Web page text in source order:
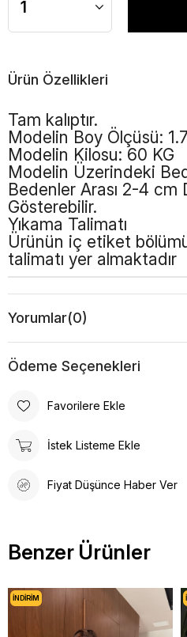
Ürün Özellikleri
Tam kalıptır.
Modelin Boy Ölçüsü:
Modelin Kilosu: 60 KG
Modelin Üzerindeki
Bedenler Arası 2-4 cm
Gösterebilir.
Yıkama Talimatı
Ürünün iç etiket
talimatı yer almaktadır
Yorumlar(0)
Ödeme Seçenekleri
Favorilere Ekle
İstek Listeme Ekle
Fiyat Düşünce Haber Ver
Benzer Ürünler
İNDIRIM